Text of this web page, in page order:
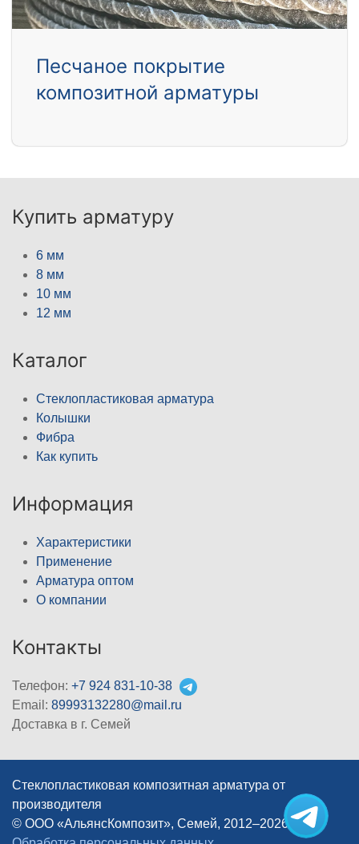
Песчаное покрытие
композитной арматуры
Купить арматуру
6 мм
8 мм
10 мм
12 мм
Каталог
Стеклопластиковая арматура
Колышки
Фибра
Как купить
Информация
Характеристики
Применение
Арматура оптом
О компании
Контакты
Телефон: +7 924 831-10-38
Email: 89993132280@mail.ru
Доставка в г. Семей
Стеклопластиковая композитная арматура от
производителя
© ООО «АльянсКомпозит», Семей, 2012–2026